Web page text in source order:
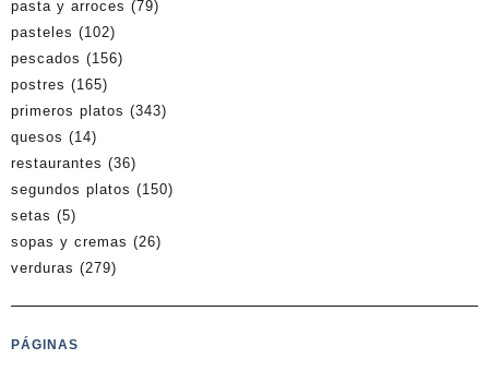
pasta y arroces (79)
pasteles (102)
pescados (156)
postres (165)
primeros platos (343)
quesos (14)
restaurantes (36)
segundos platos (150)
setas (5)
sopas y cremas (26)
verduras (279)
PÁGINAS